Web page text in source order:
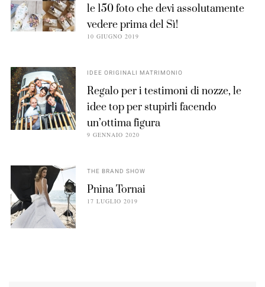
le 150 foto che devi assolutamente
vedere prima del Sì!
10 GIUGNO 2019
IDEE ORIGINALI MATRIMONIO
Regalo per i testimoni di nozze, le
idee top per stupirli facendo
un’ottima figura
9 GENNAIO 2020
THE BRAND SHOW
Pnina Tornai
17 LUGLIO 2019